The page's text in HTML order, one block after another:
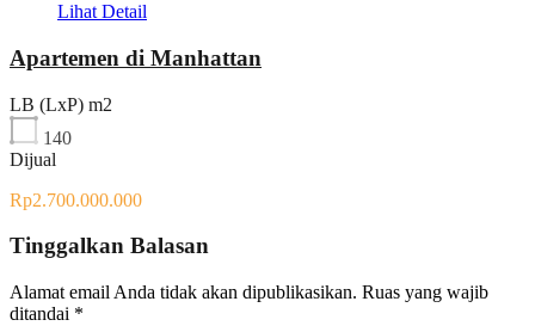
Lihat Detail
Apartemen di Manhattan
LB (LxP) m2
140
Dijual
Rp2.700.000.000
Tinggalkan Balasan
Alamat email Anda tidak akan dipublikasikan. Ruas yang wajib
ditandai *